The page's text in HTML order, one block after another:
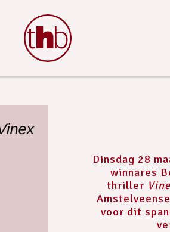
Dinsdag 28
winnares
thriller
voor dit